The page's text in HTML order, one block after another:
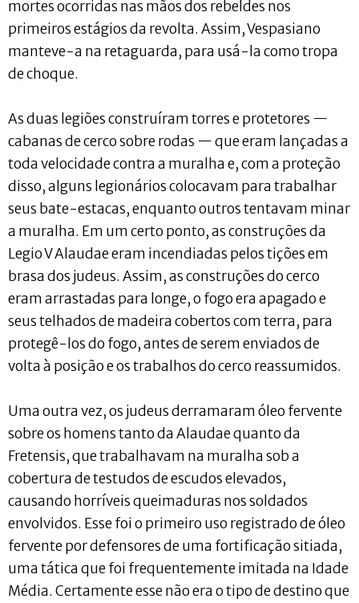
mortes ocorridas nas mãos dos rebeldes nos
primeiros estágios da revolta. Assim, Vespasiano
manteve-a na retaguarda, para usá-la como tropa
de choque.
As duas legiões construíram torres e protetores —
cabanas de cerco sobre rodas — que eram lançadas a
toda velocidade contra a muralha e, com a proteção
disso, alguns legionários colocavam para trabalhar
seus bate-estacas, enquanto outros tentavam minar
a muralha. Em um certo ponto, as construções da
Legio V Alaudae eram incendiadas pelos tições em
brasa dos judeus. Assim, as construções do cerco
eram arrastadas para longe, o fogo era apagado e
seus telhados de madeira cobertos com terra, para
protegê-los do fogo, antes de serem enviados de
volta à posição e os trabalhos do cerco reassumidos.
Uma outra vez, os judeus derramaram óleo fervente
sobre os homens tanto da Alaudae quanto da
Fretensis, que trabalhavam na muralha sob a
cobertura de testudos de escudos elevados,
causando horríveis queimaduras nos soldados
envolvidos. Esse foi o primeiro uso registrado de óleo
fervente por defensores de uma fortificação sitiada,
uma tática que foi frequentemente imitada na Idade
Média. Certamente esse não era o tipo de destino que